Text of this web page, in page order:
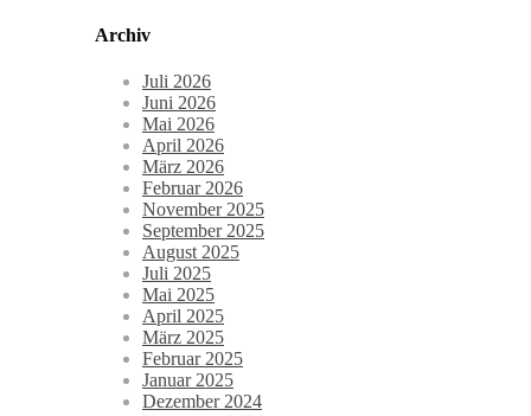
Archiv
Juli 2026
Juni 2026
Mai 2026
April 2026
März 2026
Februar 2026
November 2025
September 2025
August 2025
Juli 2025
Mai 2025
April 2025
März 2025
Februar 2025
Januar 2025
Dezember 2024